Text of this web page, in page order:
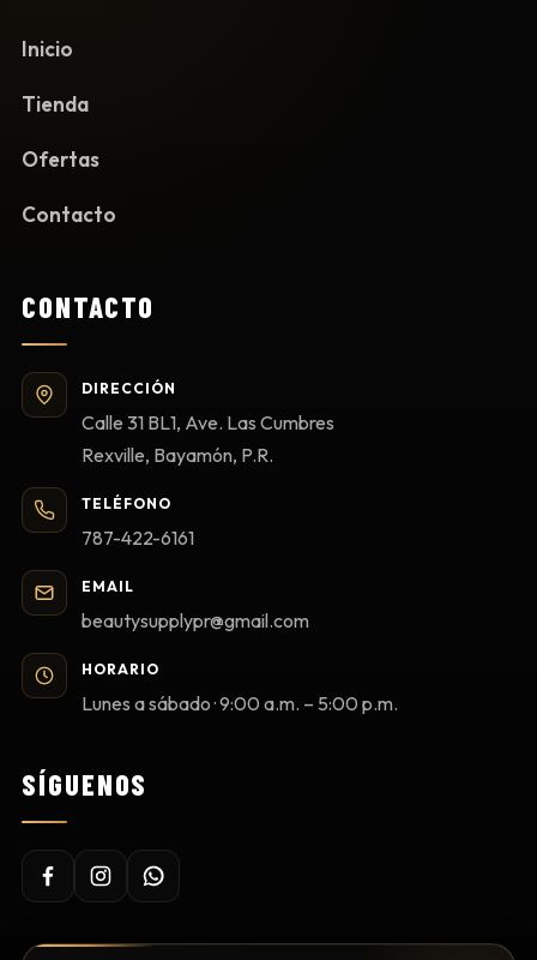
Inicio
Tienda
Ofertas
Contacto
CONTACTO
DIRECCIÓN
Calle 31 BL1, Ave. Las Cumbres
Rexville, Bayamón, P.R.
TELÉFONO
787-422-6161
EMAIL
beautysupplypr@gmail.com
HORARIO
Lunes a sábado · 9:00 a.m. – 5:00 p.m.
SÍGUENOS